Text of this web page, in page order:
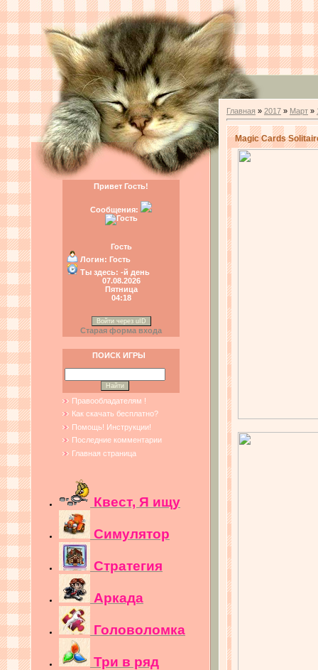
Привет Гость!
Сообщения:
Гость
Логин: Гость
Ты здесь: -й день
07.08.2026
Пятница
04:18
Войти через uID
Старая форма входа
ПОИСК ИГРЫ
Правообладателям !
Как скачать бесплатно?
Помощь! Инструкции!
Последние комментарии
Главная страница
Квест, Я ищу
Симулятор
Стратегия
Аркада
Головоломка
Три в ряд
Главная » 2017 » Март »
Magic Cards